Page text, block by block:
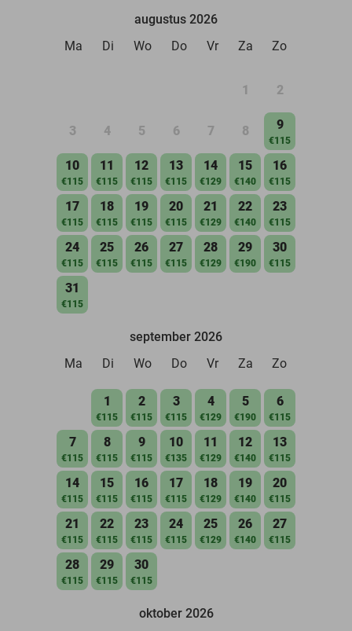
augustus 2026
Ma
Di Wo Do Vr Za Zo
1 2
3 4 5 6 7 8 9
€115
10
€115
11
€115
12
€115
13
€115
14
€129
15
€140
16
€115
17
€115
18
€115
19
€115
20
€115
21
€129
22
€140
23
€115
24
€115
25
€115
26
€115
27
€115
28
€129
29
€190
30
€115
31
€115
september 2026
Ma
Di Wo Do Vr Za Zo
1
€115
2
€115
3
€115
4
€129
5
€190
6
€115
7
€115
8
€115
9
€115
10
€135
11
€129
12
€140
13
€115
14
€115
15
€115
16
€115
17
€115
18
€129
19
€140
20
€115
21
€115
22
€115
23
€115
24
€115
25
€129
26
€140
27
€115
28
€115
29
€115
30
€115
oktober 2026